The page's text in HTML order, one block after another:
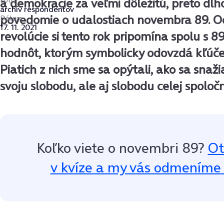
archív respondentov
Dátum
17. 11. 2021
povedomie o udalostiach novembra 89.
revolúcie si tento rok pripomína spolu s
hodnôt, ktorým symbolicky odovzdá
Piatich z nich sme sa opýtali, ako sa
svoju slobodu, ale aj slobodu celej
Koľko viete o novembri 89?
v kvíze a my vás